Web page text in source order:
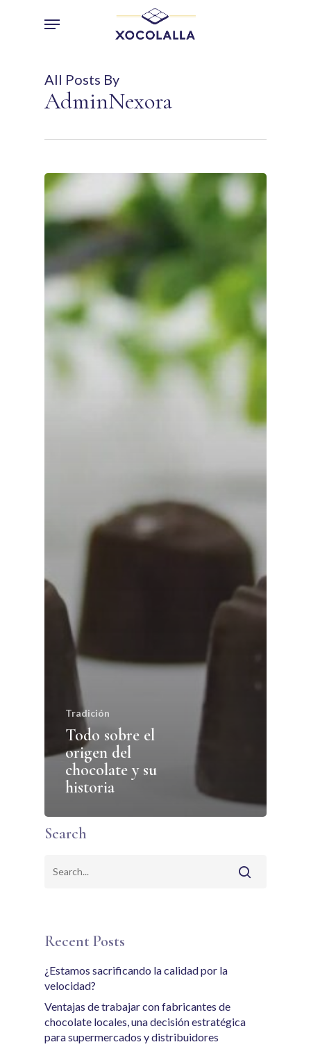
Menu
All Posts By
AdminNexora
Tradición
Todo sobre el
origen del
chocolate y su
historia
Search
Recent Posts
¿Estamos sacrificando la calidad por la
velocidad?
Ventajas de trabajar con fabricantes de
chocolate locales, una decisión estratégica
para supermercados y distribuidores